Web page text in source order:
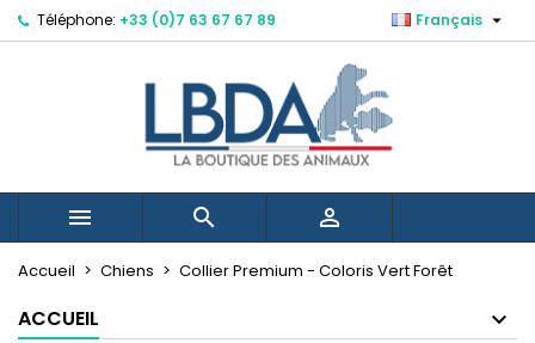
Téléphone: +33 (0)7 63 67 67 89 Français 
  
Accueil Chiens Collier Premium - Coloris Vert Forêt
ACCUEIL
Mes listes d'envies
add_circle_outline Créer une nouvelle liste
Créer une liste d'envies
Nom de la liste d'envies
Annuler
Connexion
Vous devez être connecté pour ajouter des produits à